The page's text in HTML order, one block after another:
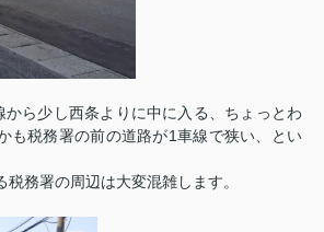
ら少し西条よりに中に入る、ちょっとわ
も税務署の前の道路が1車線で狭い、とい
務署の周辺は大変混雑します。